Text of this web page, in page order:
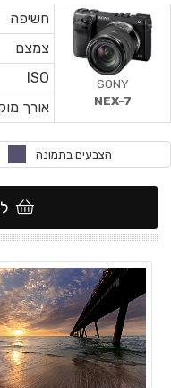
חשיפה
צמצם
ISO
אורך
SONY
NEX-7
הצבעים בתמונה